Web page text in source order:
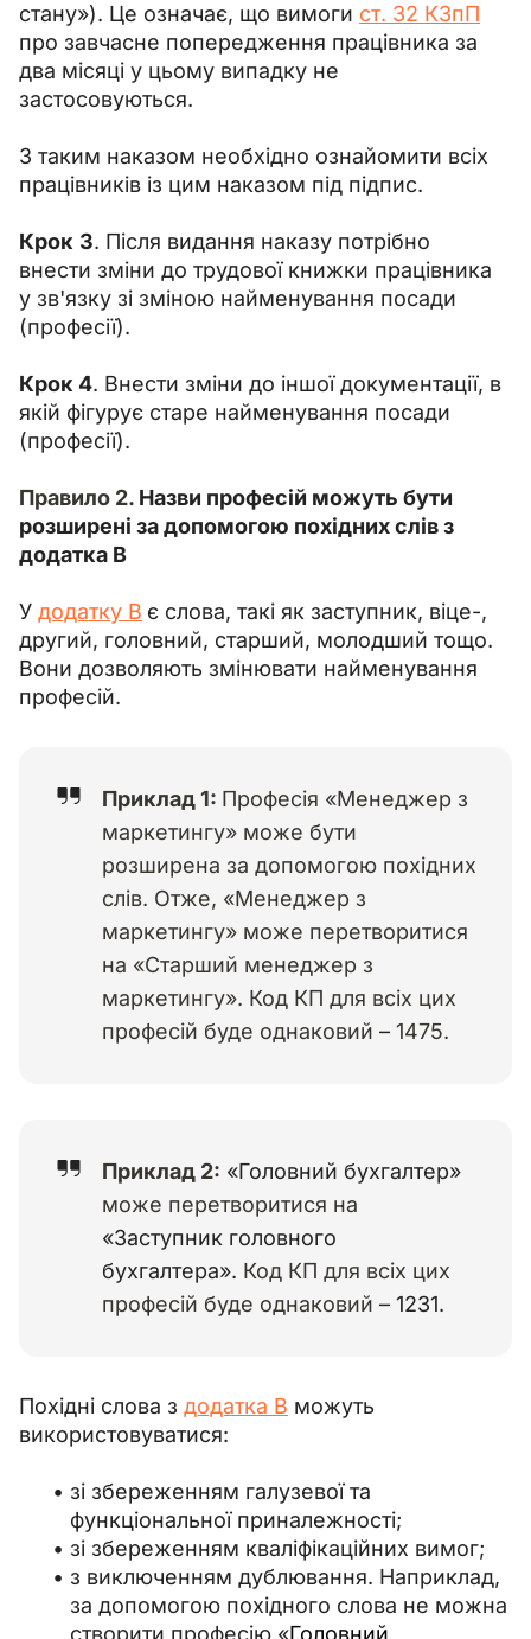
стану»). Це означає, що вимоги ст. 32 КЗпП
про завчасне попередження працівника за
два місяці у цьому випадку не
застосовуються.
З таким наказом необхідно ознайомити всіх
працівників із цим наказом під підпис.
Крок 3. Після видання наказу потрібно
внести зміни до трудової книжки працівника
у зв'язку зі зміною найменування посади
(професії).
Крок 4. Внести зміни до іншої документації, в
якій фігурує старе найменування посади
(професії).
Правило 2. Назви професій можуть бути
розширені за допомогою похідних слів з
додатка В
У додатку В є слова, такі як заступник, віце-,
другий, головний, старший, молодший тощо.
Вони дозволяють змінювати найменування
професій.
Приклад 1: Професія «Менеджер з
маркетингу» може бути
розширена за допомогою похідних
слів. Отже, «Менеджер з
маркетингу» може перетворитися
на «Старший менеджер з
маркетингу». Код КП для всіх цих
професій буде однаковий – 1475.
Приклад 2: «Головний бухгалтер»
може перетворитися на
«Заступник головного
бухгалтера». Код КП для всіх цих
професій буде однаковий – 1231.
Похідні слова з додатка В можуть
використовуватися:
зі збереженням галузевої та
функціональної приналежності;
зі збереженням кваліфікаційних вимог;
з виключенням дублювання. Наприклад,
за допомогою похідного слова не можна